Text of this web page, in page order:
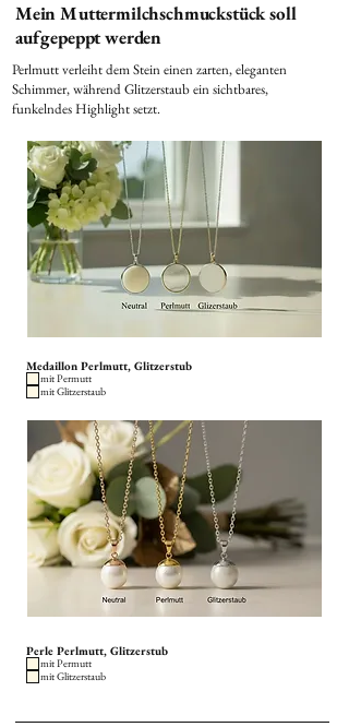
Mein Muttermilchschmuckstück soll
aufgepeppt werden
Perlmutt verleiht dem Stein einen zarten, eleganten
Schimmer, während Glitzerstaub ein sichtbares,
funkelndes Highlight setzt.
Medaillon Perlmutt, Glitzerstub
mit Permutt
mit Glitzerstaub
Perle Perlmutt, Glitzerstub
mit Permutt
mit Glitzerstaub